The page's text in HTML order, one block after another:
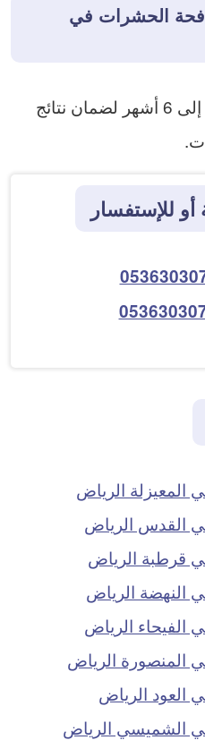
الحشرات في
يفضل تنفيذ المكافحة كل 3 إلى 6 أشهر لضمان نتائج
للإستفسار
الرياض
القدس الرياض
قرطبة الرياض
النهضة الرياض
الرياض
المنصورة الرياض
الرياض
الشميسي الرياض